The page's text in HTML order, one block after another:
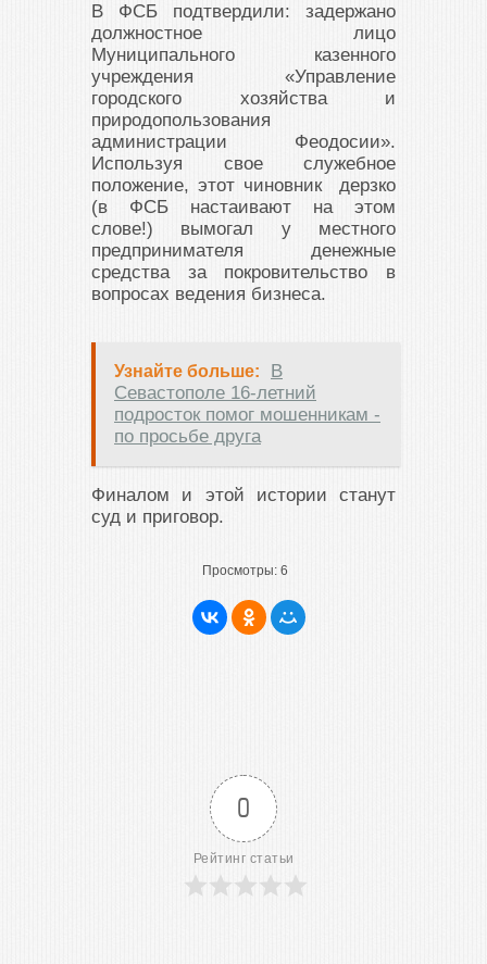
В ФСБ подтвердили: задержано
должностное лицо
Муниципального казенного
учреждения «Управление
городского хозяйства и
природопользования
администрации Феодосии».
Используя свое служебное
положение, этот чиновник дерзко
(в ФСБ настаивают на этом
слове!) вымогал у местного
предпринимателя денежные
средства за покровительство в
вопросах ведения бизнеса.
Узнайте больше:
В
Севастополе 16-летний
подросток помог мошенникам -
по просьбе друга
Финалом и этой истории станут
суд и приговор.
Просмотры: 6
0
Рейтинг статьи